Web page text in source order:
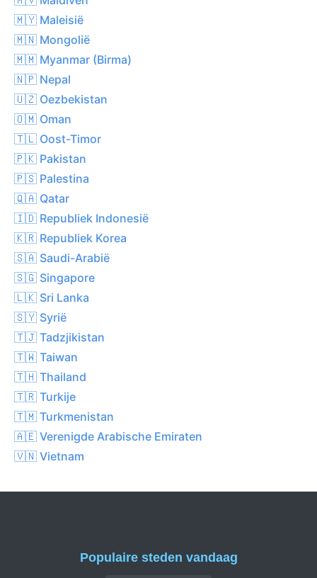
🇲🇾 Maleisië
🇲🇳 Mongolië
🇲🇲 Myanmar (Birma)
🇳🇵 Nepal
🇺🇿 Oezbekistan
🇴🇲 Oman
🇹🇱 Oost-Timor
🇵🇰 Pakistan
🇵🇸 Palestina
🇶🇦 Qatar
🇮🇩 Republiek Indonesië
🇰🇷 Republiek Korea
🇸🇦 Saudi-Arabië
🇸🇬 Singapore
🇱🇰 Sri Lanka
🇸🇾 Syrië
🇹🇯 Tadzjikistan
🇹🇼 Taiwan
🇹🇭 Thailand
🇹🇷 Turkije
🇹🇲 Turkmenistan
🇦🇪 Verenigde Arabische Emiraten
🇻🇳 Vietnam
Populaire steden vandaag